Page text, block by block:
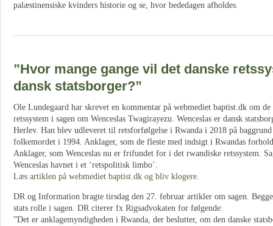
palæstinensiske kvinders historie og se, hvor bededagen afholdes.
”Hvor mange gange vil det danske
dansk statsborger?”
Ole Lundegaard har skrevet en kommentar på webmediet baptist.dk om
retssystem i sagen om Wenceslas Twagirayezu. Wenceslas er dansk
Herlev. Han blev udleveret til retsforfølgelse i Rwanda i 2018 på
folkemordet i 1994. Anklager, som de fleste med indsigt i Rwandas
Anklager, som Wenceslas nu er frifundet for i det rwandiske retssystem.
Wenceslas havnet i et ‘retspolitisk limbo’.
Læs artiklen på webmediet baptist.dk og bliv klogere.
DR og Information bragte tirsdag den 27. februar artikler om sagen.
stats rolle i sagen. DR citerer fx Rigsadvokaten for følgende:
”Det er anklagemyndigheden i Rwanda, der beslutter, om den danske